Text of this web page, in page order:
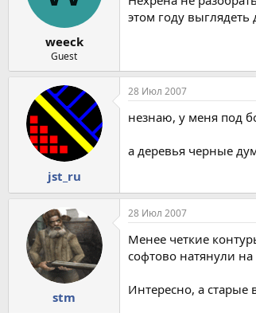
weeck
Guest
этом году
jst_ru
28 Июл 2007
незнаю, у меня под
а деревья черные
stm
28 Июл 2007
Менее четкие
софтово натянули
Интересно, а